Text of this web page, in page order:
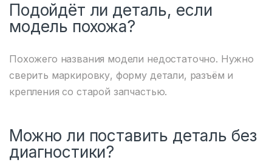
Подойдёт ли деталь, если
модель похожа?
Похожего названия модели недостаточно. Нужно
сверить маркировку, форму детали, разъём и
крепления со старой запчастью.
Можно ли поставить деталь без
диагностики?